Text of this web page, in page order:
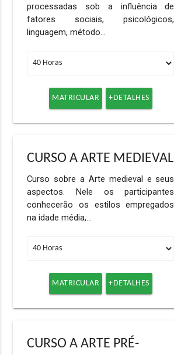
processadas sob a influência de
fatores sociais, psicológicos,
linguagem, método…
MATRICULAR +DETALHES
CURSO A ARTE MEDIEVAL
Curso sobre a Arte medieval e seus
aspectos. Nele os participantes
conhecerão os estilos empregados
na idade média,…
MATRICULAR +DETALHES
CURSO A ARTE PRÉ-